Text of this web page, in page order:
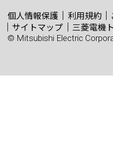
個人情報保護 利用規約
サイトマップ
三菱電機
© Mitsubishi Electric